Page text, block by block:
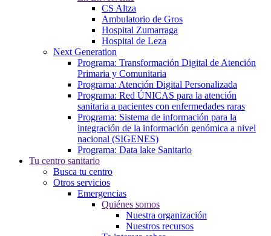
CS Altza
Ambulatorio de Gros
Hospital Zumarraga
Hospital de Leza
Next Generation
Programa: Transformación Digital de Atención
Primaria y Comunitaria
Programa: Atención Digital Personalizada
Programa: Red ÚNICAS para la atención
sanitaria a pacientes con enfermedades raras
Programa: Sistema de información para la
integración de la información genómica a nivel
nacional (SIGENES)
Programa: Data lake Sanitario
Tu centro sanitario
Busca tu centro
Otros servicios
Emergencias
Quiénes somos
Nuestra organización
Nuestros recursos